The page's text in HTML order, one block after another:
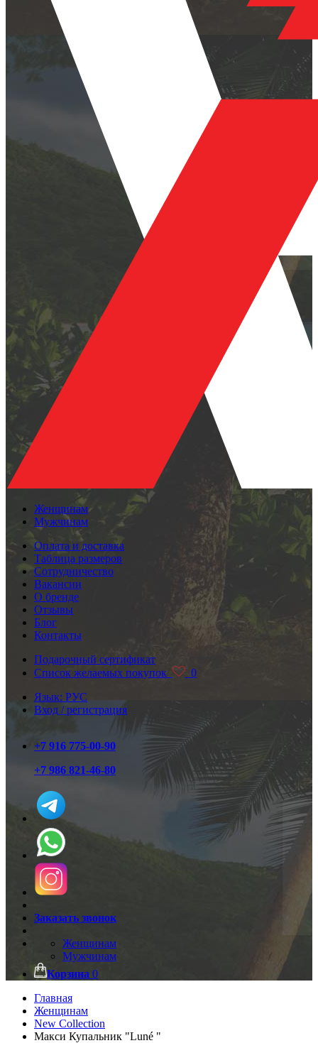
Женщинам
Мужчинам
Оплата и доставка
Таблица размеров
Сотрудничество
Вакансии
О бренде
Отзывы
Блог
Контакты
Подарочный сертификат
Список желаемых покупок
0
Язык: РУС
Вход / регистрация
+7 916 775-00-90
+7 986 821-46-80
Заказать звонок
Женщинам
Мужчинам
Корзина 0
Главная
Женщинам
New Collection
Макси Купальник "Luné "